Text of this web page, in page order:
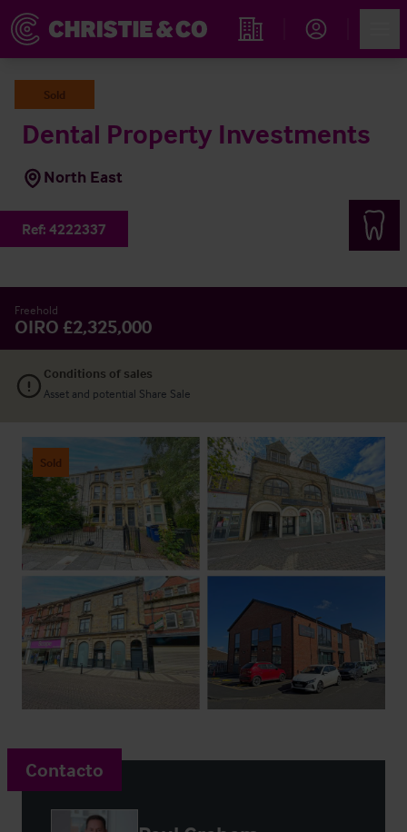
Propiedades
Sold
Dental Property Investments
North East
Ref: 4222337
Freehold
OIRO £2,325,000
Conditions of sales
Asset and potential Share Sale
Sold
Contacto